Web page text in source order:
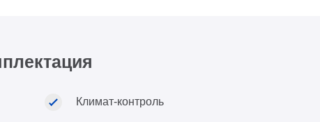
Климат-контроль